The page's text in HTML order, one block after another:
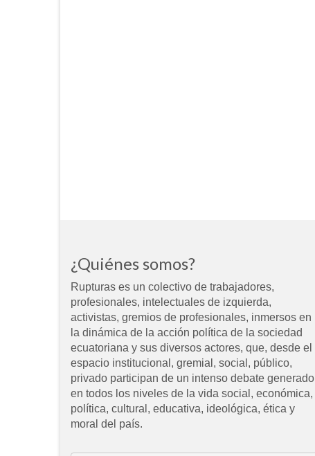
¿Quiénes somos?
Rupturas es un colectivo de trabajadores,
profesionales, intelectuales de izquierda,
activistas, gremios de profesionales, inmersos en
la dinámica de la acción política de la sociedad
ecuatoriana y sus diversos actores, que, desde el
espacio institucional, gremial, social, público,
privado participan de un intenso debate generado
en todos los niveles de la vida social, económica,
política, cultural, educativa, ideológica, ética y
moral del país.